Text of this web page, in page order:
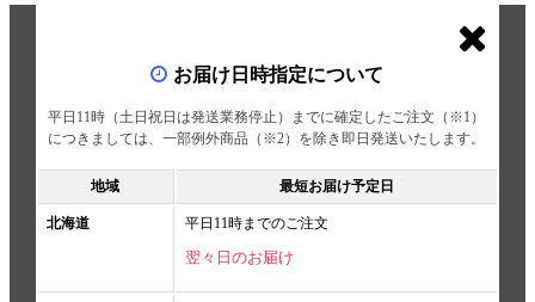
お届け日時指定について
平日11時（土日祝日は発送業務停止）までに確定したご注文（※1）
につきましては、一部例外商品（※2）を除き即日発送いたします。
地域 最短お届け予定日
北海道 平日11時までのご注文
翌々日のお届け